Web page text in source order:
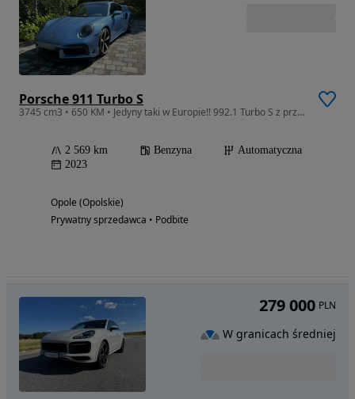
Porsche 911 Turbo S
3745 cm3 • 650 KM • Jedyny taki w Europie!! 992.1 Turbo S z przebiegiem tylko 2,5 tyś km!!
2 569 km Benzyna
Automatyczna
2023
Opole (Opolskie)
Prywatny sprzedawca • Podbite
279 000 PLN
W granicach średniej